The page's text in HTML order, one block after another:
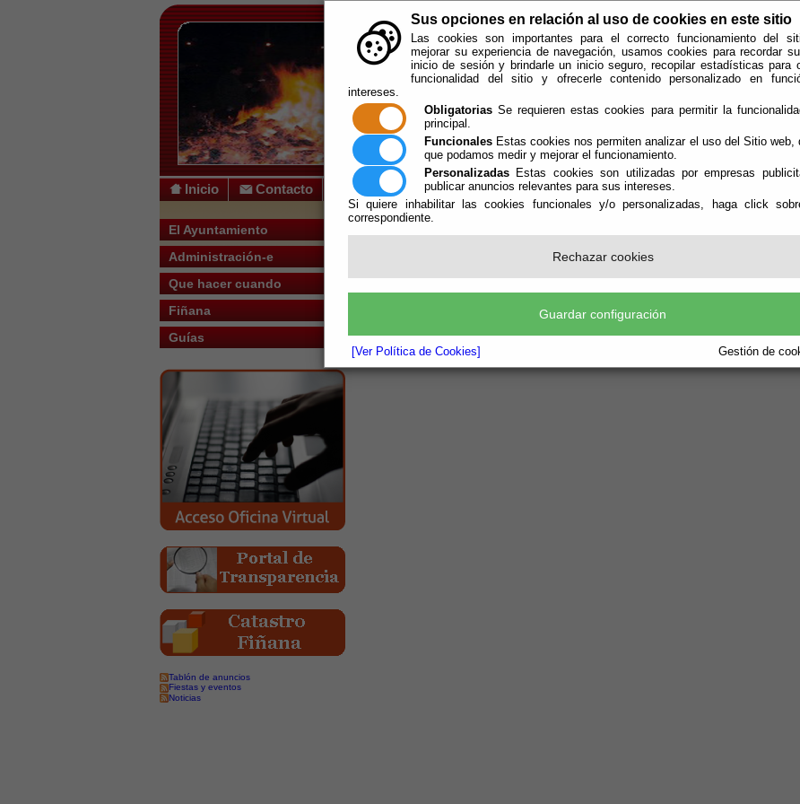
Sus opciones en relación al uso de cookies en este sitio
Las cookies son importantes para el correcto funcionamiento del
mejorar su experiencia de navegación, usamos cookies para recordar
inicio de sesión y brindarle un inicio seguro, recopilar estadísticas para
funcionalidad del sitio y ofrecerle contenido personalizado en
intereses.
Obligatorias Se requieren estas cookies para permitir la
principal.
Funcionales Estas cookies nos permiten analizar el uso del Sitio web,
que podamos medir y mejorar el funcionamiento.
Personalizadas Estas cookies son utilizadas por empresas
publicar anuncios relevantes para sus intereses.
Si quiere inhabilitar las cookies funcionales y/o personalizadas, haga click
correspondiente.
Rechazar cookies
Guardar configuración
[Ver Política de Cookies] Gestión de
Inicio Contacto
El Ayuntamiento
Administración-e
Que hacer cuando
Fiñana
Guías
Tablón de anuncios
Fiestas y eventos
Noticias
Usted se encuentra aquí:
Concejal:Leticia Olivares Jurado